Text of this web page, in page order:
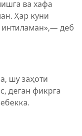
ва хафа
Ҳар куни
интиламан»,— деб
шу заҳоти
деган фикрга